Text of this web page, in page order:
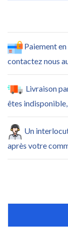
Paiement
contactez nous
Livraison
êtes
Un
après votre